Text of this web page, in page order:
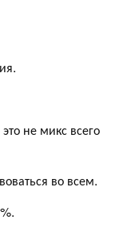
не микс всего
во всем.